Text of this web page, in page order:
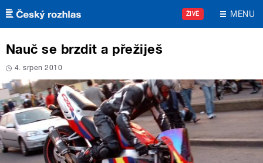
Přejít k hlavnímu obsahu
ŽIVĚ MENU
Nauč se brzdit a přežiješ
4. srpen 2010